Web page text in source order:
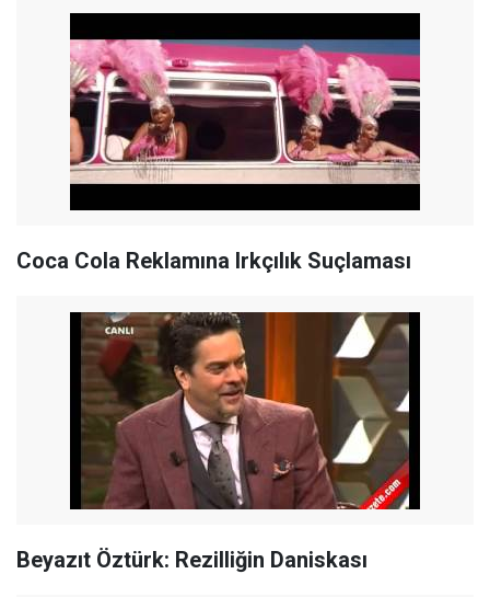
Coca Cola Reklamına Irkçılık Suçlaması
Beyazıt Öztürk: Rezilliğin Daniskası